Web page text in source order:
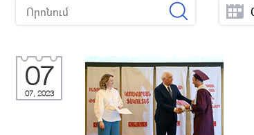
07
07, 2023